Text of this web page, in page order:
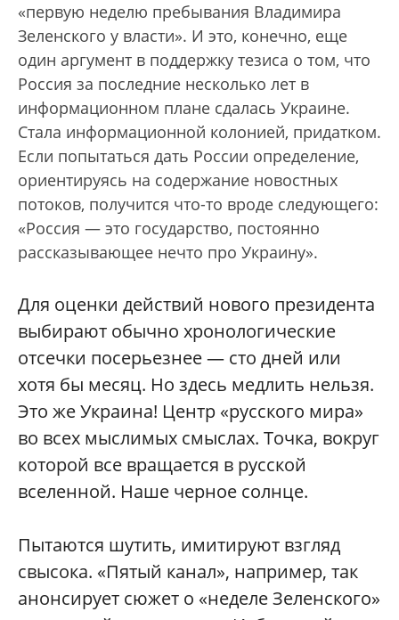
«первую неделю пребывания Владимира
Зеленского у власти». И это, конечно, еще
один аргумент в поддержку тезиса о том, что
Россия за последние несколько лет в
информационном плане сдалась Украине.
Стала информационной колонией, придатком.
Если попытаться дать России определение,
ориентируясь на содержание новостных
потоков, получится что-то вроде следующего:
«Россия — это государство, постоянно
рассказывающее нечто про Украину».
Для оценки действий нового президента
выбирают обычно хронологические
отсечки посерьезнее — сто дней или
хотя бы месяц. Но здесь медлить нельзя.
Это же Украина! Центр «русского мира»
во всех мыслимых смыслах. Точка, вокруг
которой все вращается в русской
вселенной. Наше черное солнце.
Пытаются шутить, имитируют взгляд
свысока. «Пятый канал», например, так
анонсирует сюжет о «неделе Зеленского»